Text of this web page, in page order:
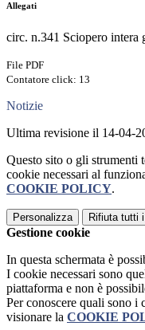
Allegati
circ. n.341 Sciopero intera
File PDF
Contatore click: 13
Notizie
Ultima revisione il 14-04-
Questo sito o gli strumenti
cookie necessari al
COOKIE POLICY.
Personalizza Rifiuta tutti
Gestione cookie
In questa schermata è
I cookie necessari sono
piattaforma e non è
Per conoscere quali sono i
visionare la COOKIE